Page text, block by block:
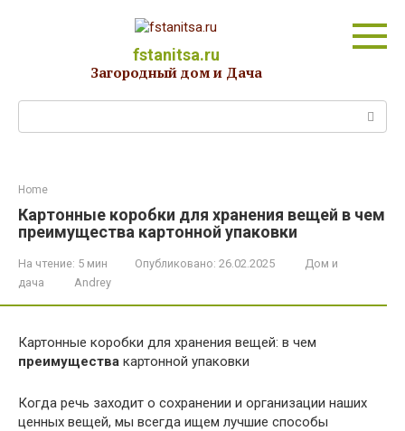
fstanitsa.ru
Загородный дом и Дача
Home
Картонные коробки для хранения вещей в чем
преимущества картонной упаковки
На чтение: 5 мин Опубликовано: 26.02.2025
Дом и
дача
Andrey
Картонные коробки для хранения вещей: в чем
преимущества картонной упаковки
Когда речь заходит о сохранении и организации наших
ценных вещей, мы всегда ищем лучшие способы